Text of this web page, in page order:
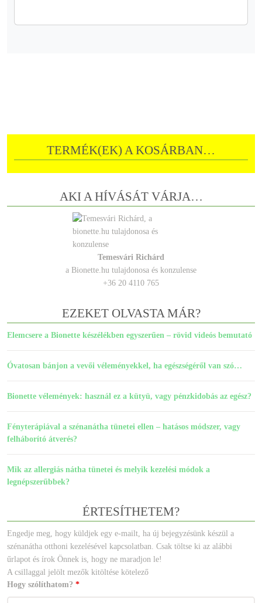
TERMÉK(EK) A KOSÁRBAN…
AKI A HÍVÁSÁT VÁRJA…
Temesvári Richárd
a Bionette.hu tulajdonosa és konzulense
+36 20 4110 765
EZEKET OLVASTA MÁR?
Elemcsere a Bionette készélékben egyszerűen – rövid videós bemutató
Óvatosan bánjon a vevői véleményekkel, ha egészségéről van szó…
Bionette vélemények: használ ez a kütyü, vagy pénzkidobás az egész?
Fényterápiával a szénanátha tünetei ellen – hatásos módszer, vagy
felháborító átverés?
Mik az allergiás nátha tünetei és melyik kezelési módok a
legnépszerűbbek?
ÉRTESÍTHETEM?
Engedje meg, hogy küldjek egy e-mailt, ha új bejegyzésünk készül a
szénanátha otthoni kezelésével kapcsolatban. Csak töltse ki az alábbi
űrlapot és írok Önnek is, hogy ne maradjon le!
A csillaggal jelölt mezők kitöltése kötelező
Hogy szólíthatom? *